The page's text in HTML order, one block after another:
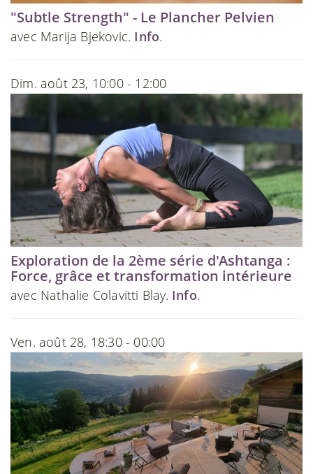
"Subtle Strength" - Le Plancher Pelvien
avec Marija Bjekovic. Info.
Dim. août 23, 10:00 - 12:00
Exploration de la 2ème série d'Ashtanga :
Force, grâce et transformation intérieure
avec Nathalie Colavitti Blay. Info.
Ven. août 28, 18:30 - 00:00